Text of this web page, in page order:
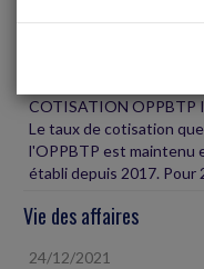
COTISATION OPPBTP
Le taux de cotisation
l'OPPBTP est maintenu
établi depuis 2017. Pour
Vie des affaires
24/12/2021